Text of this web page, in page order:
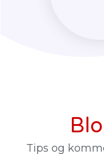
Tips og